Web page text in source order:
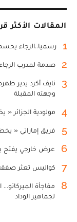
المقالات الأكثر
1 رسميا..الرجاء
2 صدمة لمدرب
3
نايف أكرد يدير
وجهته المقبلة
4 مولودية الجزائر
5 فريق إماراتي «
6 عرض خارجي يفتح
7 كواليس تعثر
8
مفاجأة
لجماهير الوداد